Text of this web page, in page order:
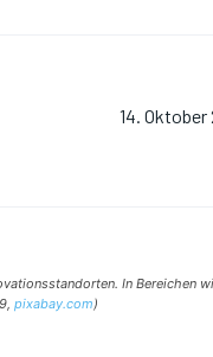
14. Oktober
In
pixabay.com)